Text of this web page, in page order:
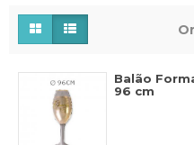
Balão
96 cm